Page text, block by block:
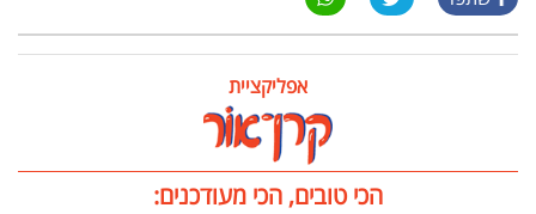
אפליקציית
הכי טובים, הכי מעודכנים: